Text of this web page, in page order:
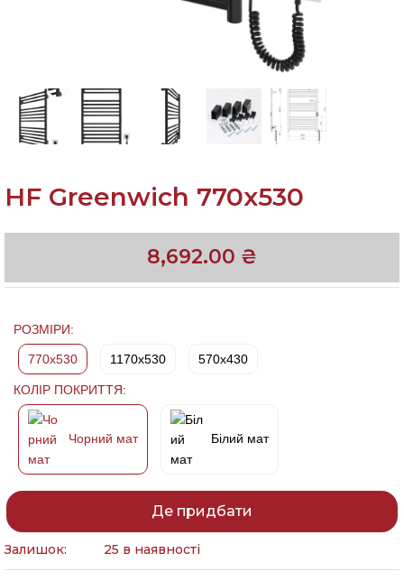
HF Greenwich 770х530
8,692.00 ₴
РОЗМІРИ:
770x530 1170x530 570x430
КОЛІР ПОКРИТТЯ:
Чорний мат Білий мат
Де придбати
Залишок: 25 в наявності